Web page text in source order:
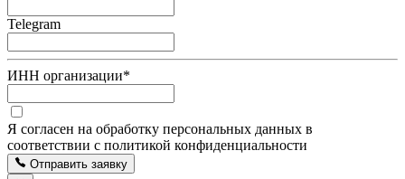
Telegram
ИНН организации*
Я согласен на обработку персональных данных в
соответствии с политикой конфиденциальности
Отправить заявку